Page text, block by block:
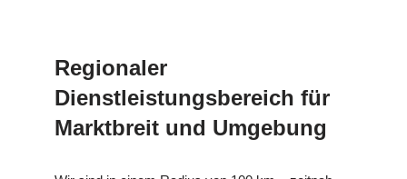
Regionaler
Dienstleistungsbereich für
Marktbreit und Umgebung